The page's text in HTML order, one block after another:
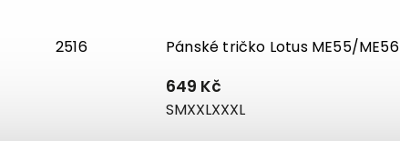
ME15-2516 Pánské tričko Lotus ME55/ME56
649 Kč
SMXXLXXXL